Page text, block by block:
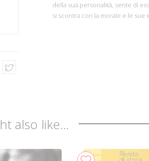
della sua personalità, sente di
si scontra con la morale e le sue
also like...